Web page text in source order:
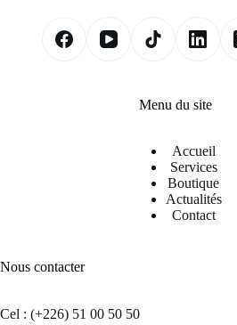
Menu du site
Accueil
Services
Boutique
Actualités
Contact
Nous contacter
Cel : (+226) 51 00 50 50